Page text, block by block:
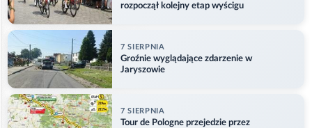
rozpoczął kolejny etap wyścigu
7 SIERPNIA
Groźnie wyglądające zdarzenie w
Jaryszowie
7 SIERPNIA
Tour de Pologne przejedzie przez